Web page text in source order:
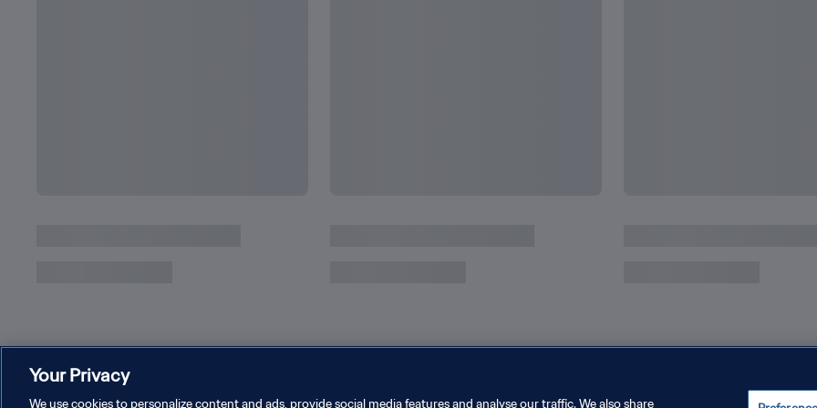
Your Privacy
We use cookies to personalize content and ads, provide social media features and analyse our traffic. We also share